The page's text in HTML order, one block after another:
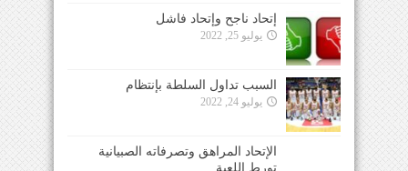
إتحاد ناجح وإتحاد فاشل
يوليو 25, 2022
السبب تداول السلطة بإنتظام
يوليو 24, 2022
الإتحاد المراهق وتصرفاته الصبيانية
تورط اللعبة